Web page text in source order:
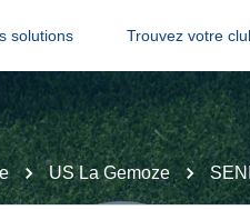
solutions Trouvez votre
US La Gemoze